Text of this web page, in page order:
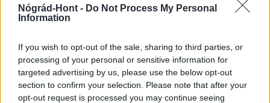
Nógrád-Hont - Do Not Process My Personal
Information
If you wish to opt-out of the sale, sharing to third parties, or
processing of your personal or sensitive information for
targeted advertising by us, please use the below opt-out
section to confirm your selection. Please note that after your
opt-out request is processed you may continue seeing
szabályzatot!
LEGFRISSEBB